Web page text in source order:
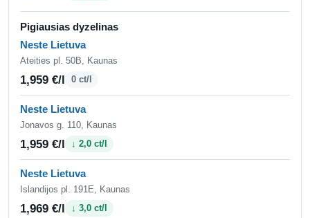
Pigiausias dyzelinas
Neste Lietuva
Ateities pl. 50B, Kaunas
1,959 €/l 0 ct/l
Neste Lietuva
Jonavos g. 110, Kaunas
1,959 €/l ↓ 2,0 ct/l
Neste Lietuva
Islandijos pl. 191E, Kaunas
1,969 €/l ↓ 3,0 ct/l